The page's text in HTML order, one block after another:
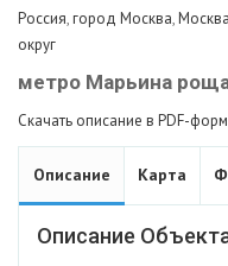
Россия,город Москва,Москва
округ
метро Марьина
Скачать описание в PDF-
Описание Карта
Описание